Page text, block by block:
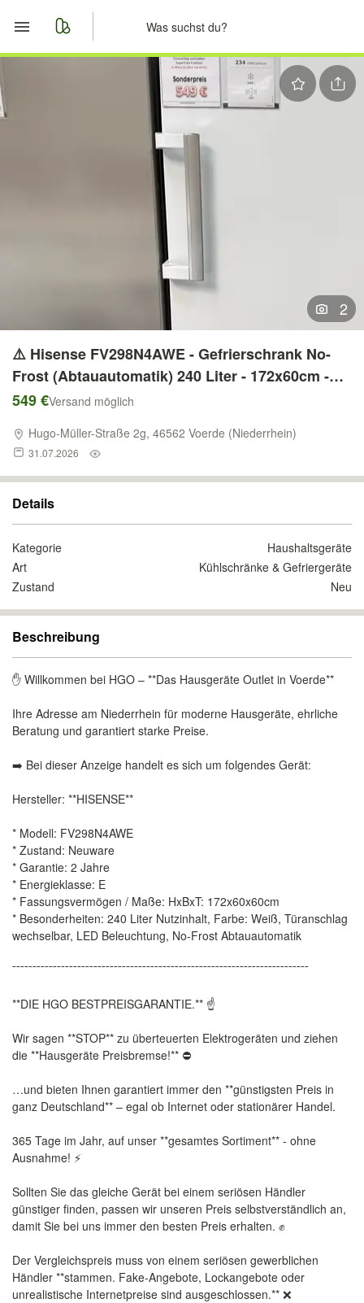
Anzeige aufgeben
2
⚠️ Hisense FV298N4AWE - Gefrierschrank No-
Frost (Abtauautomatik) 240 Liter - 172x60cm -
Gefriertruhe Weiß Energieklasse: E - LED
549 €Versand möglich
Hugo-Müller-Straße 2g, 46562 Voerde (Niederrhein)
31.07.2026
Details
Kategorie
Haushaltsgeräte
Art
Kühlschränke & Gefriergeräte
Zustand
Neu
Beschreibung
✋ Willkommen bei HGO – **Das Hausgeräte Outlet in Voerde**
Ihre Adresse am Niederrhein für moderne Hausgeräte, ehrliche
Beratung und garantiert starke Preise.
➡️ Bei dieser Anzeige handelt es sich um folgendes Gerät:
Hersteller: **HISENSE**
* Modell: FV298N4AWE
* Zustand: Neuware
* Garantie: 2 Jahre
* Energieklasse: E
* Fassungsvermögen / Maße: HxBxT: 172x60x60cm
* Besonderheiten: 240 Liter Nutzinhalt, Farbe: Weiß, Türanschlag
wechselbar, LED Beleuchtung, No-Frost Abtauautomatik
¯¯¯¯¯¯¯¯¯¯¯¯¯¯¯¯¯¯¯¯¯¯¯¯¯¯¯¯¯¯¯¯¯¯¯¯¯¯¯¯¯¯¯¯¯¯¯¯¯¯¯¯¯¯¯¯¯¯¯¯¯¯¯¯¯¯¯¯¯¯¯¯¯
**DIE HGO BESTPREISGARANTIE.** ☝️
Wir sagen **STOP** zu überteuerten Elektrogeräten und ziehen
die **Hausgeräte Preisbremse!** ⛔️
…und bieten Ihnen garantiert immer den **günstigsten Preis in
ganz Deutschland** – egal ob Internet oder stationärer Handel.
365 Tage im Jahr, auf unser **gesamtes Sortiment** - ohne
Ausnahme! ⚡️
Sollten Sie das gleiche Gerät bei einem seriösen Händler
günstiger finden, passen wir unseren Preis selbstverständlich an,
damit Sie bei uns immer den besten Preis erhalten. ✊
Der Vergleichspreis muss von einem seriösen gewerblichen
Händler **stammen. Fake-Angebote, Lockangebote oder
unrealistische Internetpreise sind ausgeschlossen.** ❌